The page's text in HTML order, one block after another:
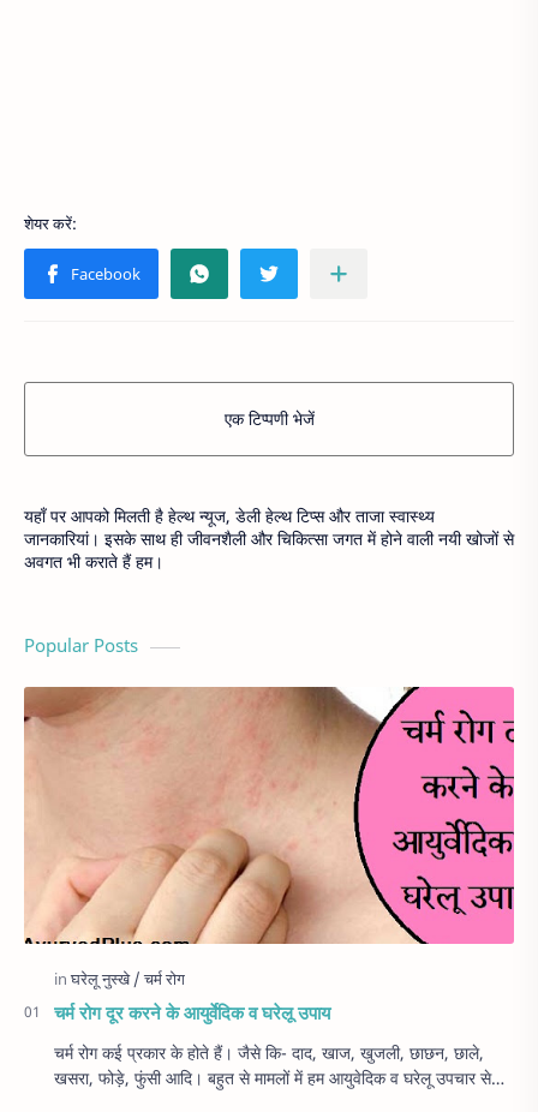
एक टिप्पणी भेजें
यहाँ पर आपको मिलती है हेल्थ न्यूज, डेली हेल्थ टिप्स और ताजा स्वास्थ्य
जानकारियां। इसके साथ ही जीवनशैली और चिकित्सा जगत में होने वाली नयी खोजों से
अवगत भी कराते हैं हम।
Popular Posts
चर्म रोग दूर करने के आयुर्वेदिक व घरेलू उपाय
चर्म रोग कई प्रकार के होते हैं। जैसे कि- दाद, खाज, खुजली, छाछन, छाले,
खसरा, फोड़े, फुंसी आदि। बहुत से मामलों में हम आयुवेदिक व घरेलू उपचार से